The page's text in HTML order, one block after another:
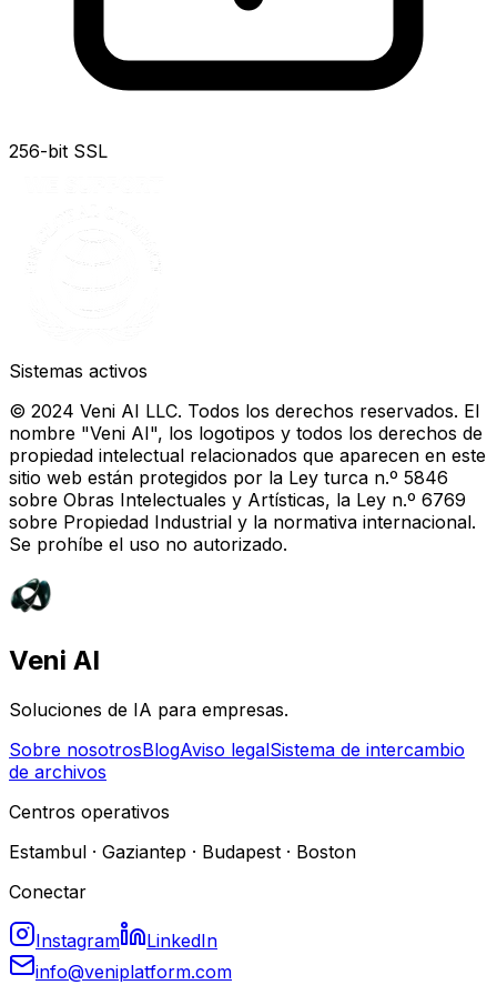
256-bit SSL
Sistemas activos
© 2024 Veni AI LLC. Todos los derechos reservados. El
nombre "Veni AI", los logotipos y todos los derechos de
propiedad intelectual relacionados que aparecen en este
sitio web están protegidos por la Ley turca n.º 5846
sobre Obras Intelectuales y Artísticas, la Ley n.º 6769
sobre Propiedad Industrial y la normativa internacional.
Se prohíbe el uso no autorizado.
Veni AI
Soluciones de IA para empresas.
Sobre nosotrosBlogAviso legalSistema de intercambio
de archivos
Centros operativos
Estambul · Gaziantep · Budapest · Boston
Conectar
Instagram
LinkedIn
info@veniplatform.com